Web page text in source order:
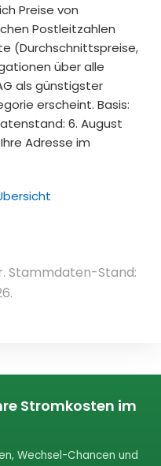
Preise von
Postleitzahlen
(Durchschnittspreise,
über alle
als günstigster
erscheint. Basis:
6. August
Adresse im
Stammdaten-Stand:
Stromkosten im
Wechsel-Chancen und